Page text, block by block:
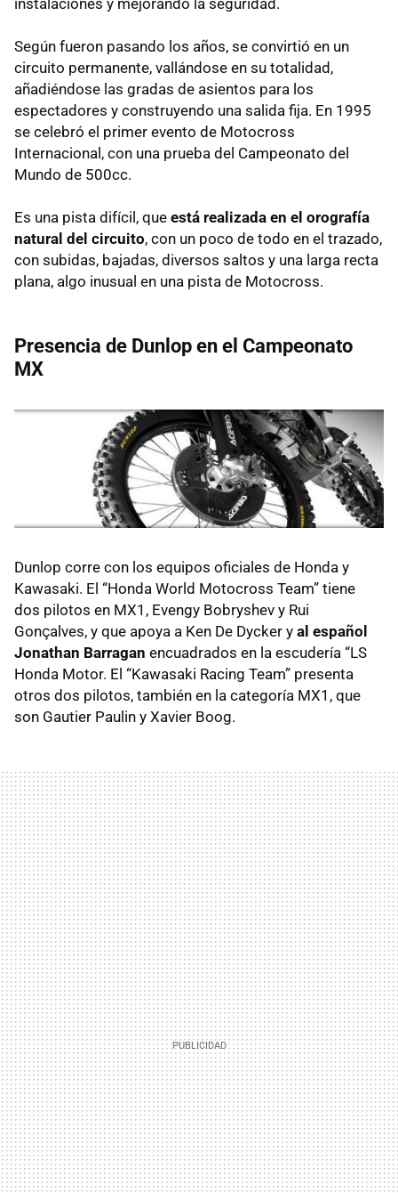
instalaciones y mejorando la seguridad.
Según fueron pasando los años, se convirtió en un
circuito permanente, vallándose en su totalidad,
añadiéndose las gradas de asientos para los
espectadores y construyendo una salida fija. En 1995
se celebró el primer evento de Motocross
Internacional, con una prueba del Campeonato del
Mundo de 500cc.
Es una pista difícil, que está realizada en el orografía
natural del circuito, con un poco de todo en el trazado,
con subidas, bajadas, diversos saltos y una larga recta
plana, algo inusual en una pista de Motocross.
Presencia de Dunlop en el Campeonato
MX
Dunlop corre con los equipos oficiales de Honda y
Kawasaki. El “Honda World Motocross Team” tiene
dos pilotos en MX1, Evengy Bobryshev y Rui
Gonҫalves, y que apoya a Ken De Dycker y al español
Jonathan Barragan encuadrados en la escudería “LS
Honda Motor. El “Kawasaki Racing Team” presenta
otros dos pilotos, también en la categoría MX1, que
son Gautier Paulin y Xavier Boog.